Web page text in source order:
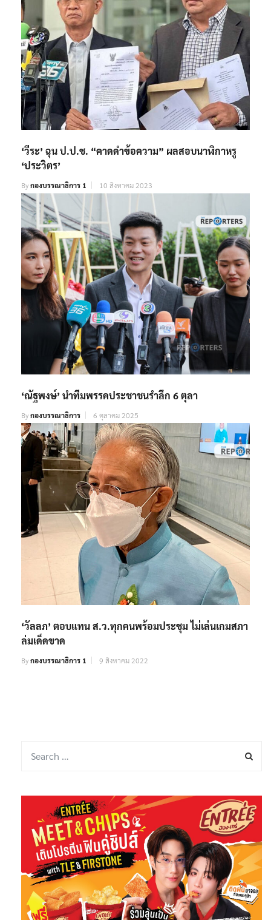
‘วีระ’ ฉุน ป.ป.ช. “คาดดำข้อความ” ผลสอบนาฬิกาหรู
‘ประวิตร’
Byกองบรรณาธิการ 1 10 สิงหาคม 2023
‘ณัฐพงษ์’ นำทีมพรรคประชาชนรำลึก 6 ตุลา
Byกองบรรณาธิการ 6 ตุลาคม 2025
‘วัลลภ’ ตอบแทน ส.ว.ทุกคนพร้อมประชุม ไม่เล่นเกมสภา
ล่มเด็ดขาด
Byกองบรรณาธิการ 1 9 สิงหาคม 2022